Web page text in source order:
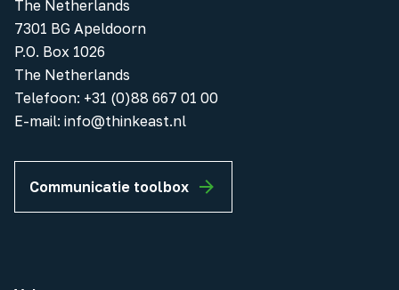
The Netherlands
7301 BG Apeldoorn
P.O. Box 1026
The Netherlands
Telefoon: +31 (0)88 667 01 00
E-mail: info@thinkeast.nl
Communicatie toolbox